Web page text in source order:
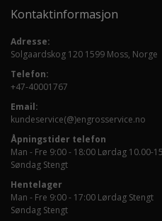
Kontaktinformasjon
Adresse:
Solgaardskog 120 1599 Moss, Norge
Telefon:
+47-40001767
Email:
kundeservice(@)engrosservice.no
Åpningstider telefon
Man - Fre 9:00 - 18:00 Lørdag 10.00-
Søndag Stengt
Hentelager
Man - Fre 9:00 - 17:00 Lørdag Stengt
Søndag Stengt